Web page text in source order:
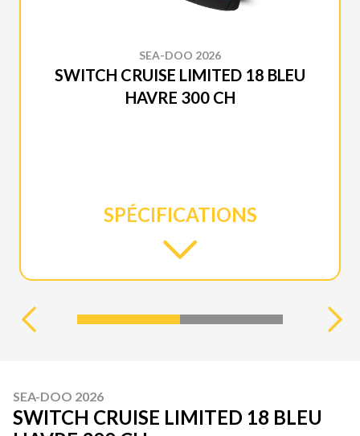
SEA-DOO 2026
SWITCH CRUISE LIMITED 18 BLEU
HAVRE 300 CH
SPÉCIFICATIONS
SEA-DOO 2026
SWITCH CRUISE LIMITED 18 BLEU